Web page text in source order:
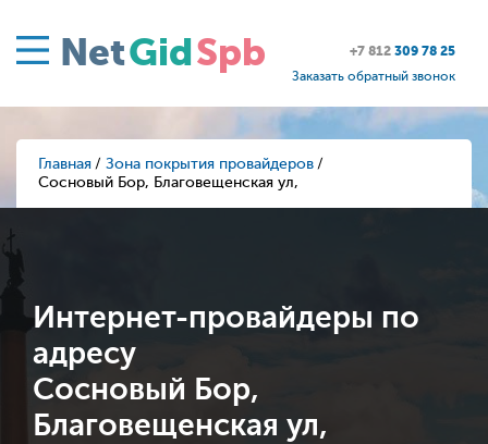
NetGidSpb +7 812 309 78 25
Заказать обратный звонок
Главная
Зона покрытия провайдеров
Сосновый Бор, Благовещенская ул,
Интернет-провайдеры по
адресу
Сосновый Бор,
Благовещенская ул,